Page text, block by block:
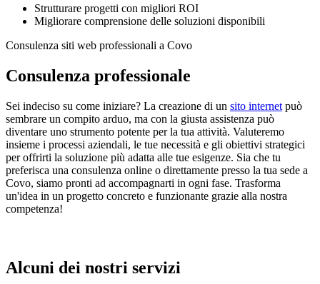
Strutturare progetti con migliori ROI
Migliorare comprensione delle soluzioni disponibili
Consulenza siti web professionali a Covo
Consulenza professionale
Sei indeciso su come iniziare? La creazione di un sito internet può
sembrare un compito arduo, ma con la giusta assistenza può
diventare uno strumento potente per la tua attività. Valuteremo
insieme i processi aziendali, le tue necessità e gli obiettivi strategici
per offrirti la soluzione più adatta alle tue esigenze. Sia che tu
preferisca una consulenza online o direttamente presso la tua sede a
Covo, siamo pronti ad accompagnarti in ogni fase. Trasforma
un'idea in un progetto concreto e funzionante grazie alla nostra
competenza!
Alcuni dei nostri servizi